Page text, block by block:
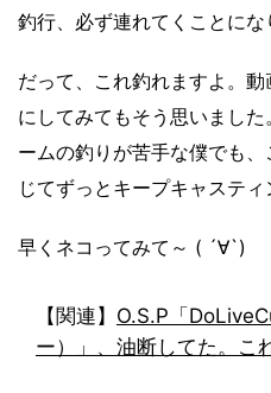
釣行、必ず連れてくことにな
だって、これ釣れますよ。
にしてみてもそう思いまし
ームの釣りが苦手な僕でも
じてずっとキープキャスティ
早くネコってみて～ ( ´∀`)
【関連】 O.S.P「
ー）」、油断してた。こ